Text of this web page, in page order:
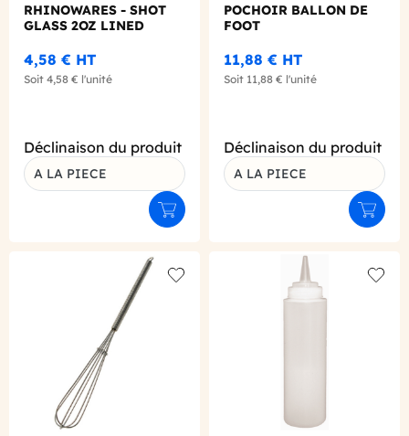
RHINOWARES - SHOT
GLASS 2OZ LINED
4,58 € HT
Soit 4,58 € l'unité
Déclinaison du produit
A LA PIECE
Ajouter au panier
POCHOIR BALLON DE
FOOT
11,88 € HT
Soit 11,88 € l'unité
Déclinaison du produit
A LA PIECE